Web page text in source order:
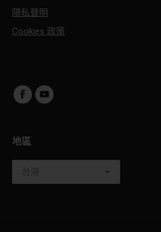
隱私聲明
Cookies 政策
地區